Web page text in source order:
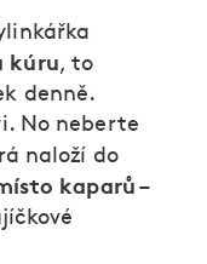
kúru, to
denně.
No neberte
naloží do
kaparů –